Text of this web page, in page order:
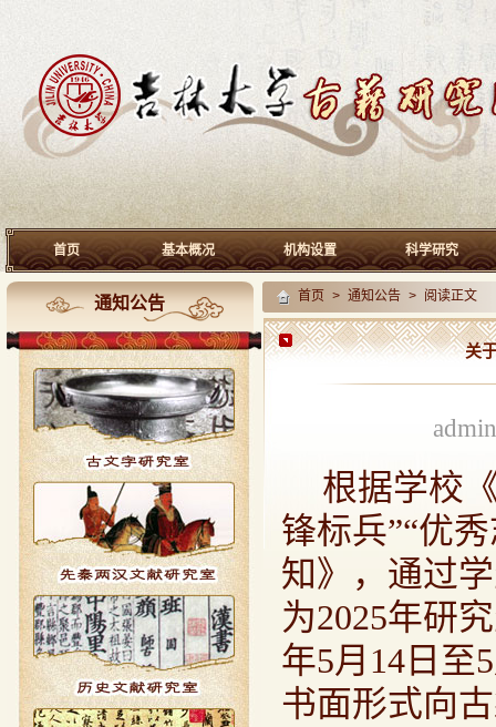
首页 基本概况 机构设置 科学研究
通知公告 首页 > 通知公告 > 阅读正文
关
根据学校
锋标兵”“优
知》，通过
为2025年研
年5月14日至
书面形式向